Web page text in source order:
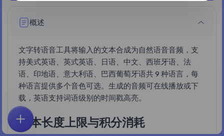
概述
文字转语音工具将输入的文本合成为自然语音音频，支
持美式英语、英式英语、日语、中文、西班牙语、法
语、印地语、意大利语、巴西葡萄牙语共 9 种语言，每
种语言提供多个音色可选。生成的音频可在线播放或下
载，英语支持词语级别的时间戳高亮。
文本长度上限与积分消耗
首页 探索 搜索 收藏